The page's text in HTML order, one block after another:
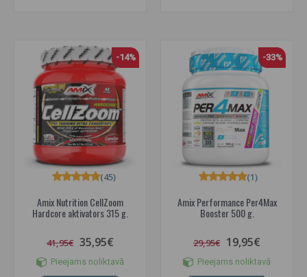
-14%
Amix Nutrition CellZoom
Hardcore aktivators 315 g.
(45)
41,95€ 35,95€
Pieejams noliktavā
-33%
Amix Performance Per4Max
Booster 500 g.
(1)
29,95€ 19,95€
Pieejams noliktavā